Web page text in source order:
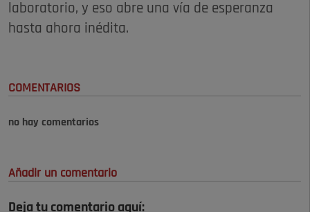
laboratorio, y eso abre una vía de esperanza
hasta ahora inédita.
COMENTARIOS
no hay comentarios
Añadir un comentario
Deja tu comentario aquí: